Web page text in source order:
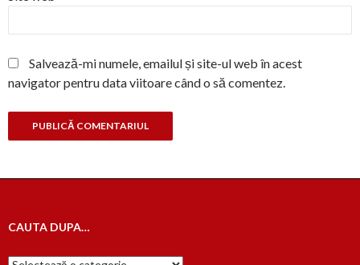
Salvează-mi numele, emailul și site-ul web în acest
navigator pentru data viitoare când o să comentez.
CAUTA DUPA…